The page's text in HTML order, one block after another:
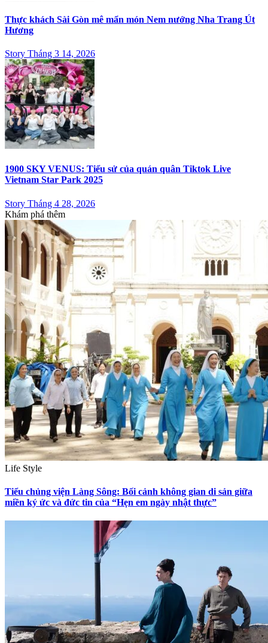
Thực khách Sài Gòn mê mẩn món Nem nướng Nha Trang Út
Hương
Story Tháng 3 14, 2026
1900 SKY VENUS: Tiểu sử của quán quân Tiktok Live
Vietnam Star Park 2025
Story Tháng 4 28, 2026
Khám phá thêm
Life Style
Tiểu chủng viện Làng Sông: Bối cảnh không gian di sản giữa
miền ký ức và đức tin của “Hẹn em ngày nhật thực”